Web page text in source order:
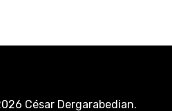
César Dergarabedian.